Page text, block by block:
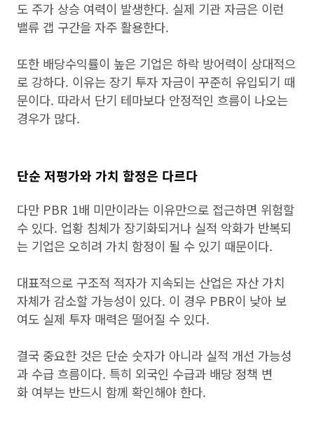
도 주가 상승 여력이 발생한다. 실제 기관 자금은 이런
밸류 갭 구간을 자주 활용한다.
또한 배당수익률이 높은 기업은 하락 방어력이 상대적으
로 강하다. 이유는 장기 투자 자금이 꾸준히 유입되기 때
문이다. 따라서 단기 테마보다 안정적인 흐름이 나오는
경우가 많다.
단순 저평가와 가치 함정은 다르다
다만 PBR 1배 미만이라는 이유만으로 접근하면 위험할
수 있다. 업황 침체가 장기화되거나 실적 악화가 반복되
는 기업은 오히려 가치 함정이 될 수 있기 때문이다.
대표적으로 구조적 적자가 지속되는 산업은 자산 가치
자체가 감소할 가능성이 있다. 이 경우 PBR이 낮아 보
여도 실제 투자 매력은 떨어질 수 있다.
결국 중요한 것은 단순 숫자가 아니라 실적 개선 가능성
과 수급 흐름이다. 특히 외국인 수급과 배당 정책 변
화 여부는 반드시 함께 확인해야 한다.